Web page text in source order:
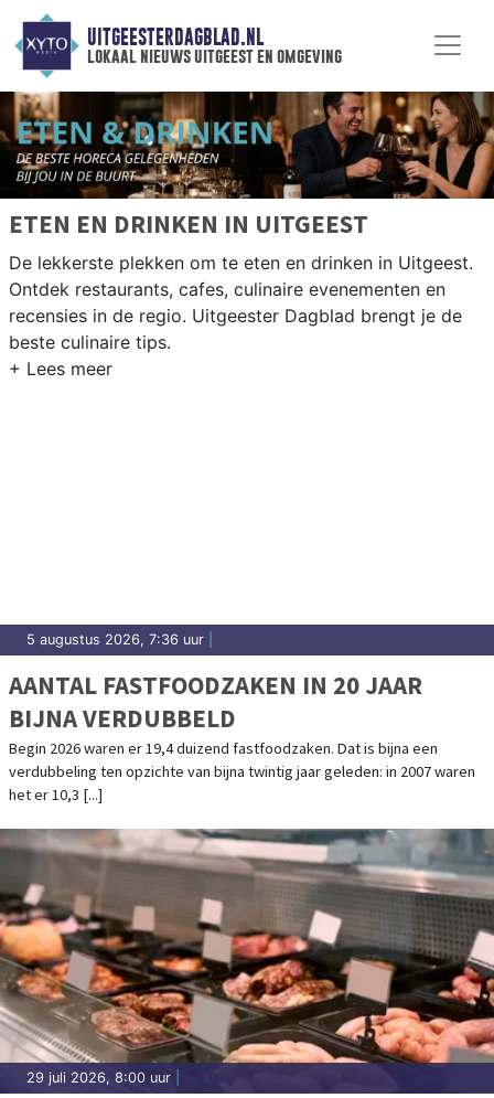
UITGEESTERDAGBLAD.NL
lokaal nieuws uitgeest en omgeving
ETEN EN DRINKEN IN UITGEEST
De lekkerste plekken om te eten en drinken in Uitgeest.
Ontdek restaurants, cafes, culinaire evenementen en
recensies in de regio. Uitgeester Dagblad brengt je de
beste culinaire tips.
5 augustus 2026, 7:36 uur
AANTAL FASTFOODZAKEN IN 20 JAAR
BIJNA VERDUBBELD
Begin 2026 waren er 19,4 duizend fastfoodzaken. Dat is bijna een
verdubbeling ten opzichte van bijna twintig jaar geleden: in 2007 waren
het er 10,3 [...]
29 juli 2026, 8:00 uur